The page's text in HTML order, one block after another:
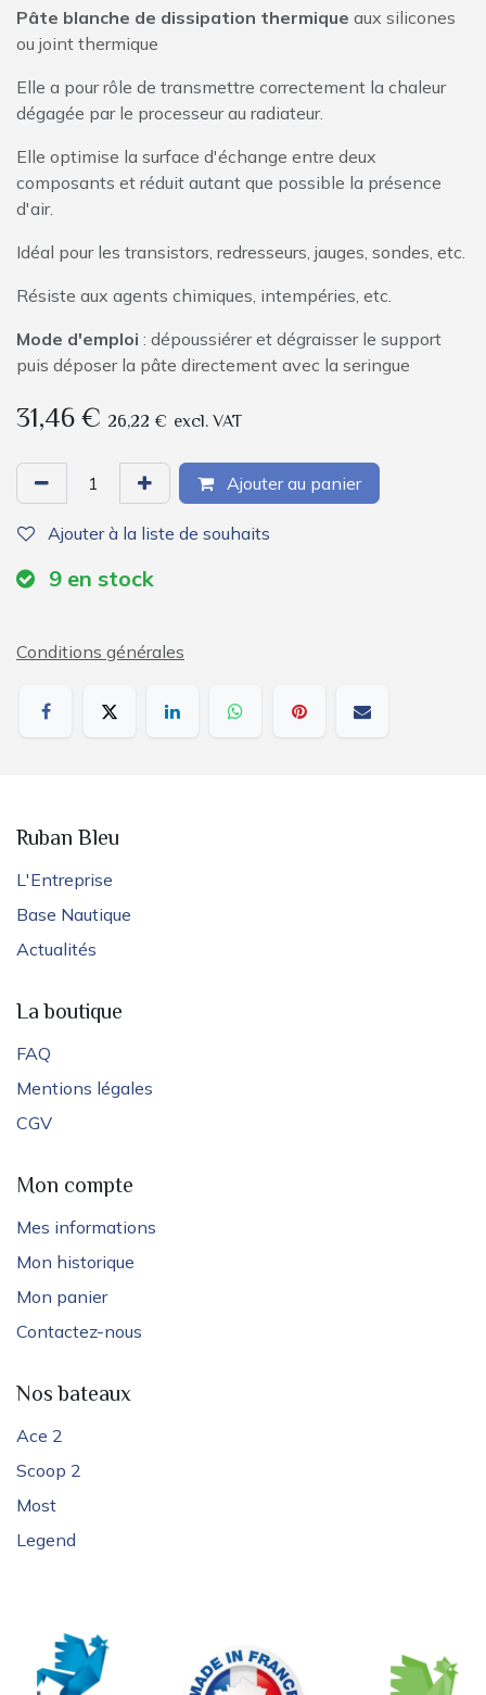
Pâte blanche de dissipation thermique aux silicones
ou joint thermique
Elle a pour rôle de transmettre correctement la chaleur
dégagée par le processeur au radiateur.
Elle optimise la surface d'échange entre deux
composants et réduit autant que possible la présence
d'air.
Idéal pour les transistors, redresseurs, jauges, sondes, etc.
Résiste aux agents chimiques, intempéries, etc.
Mode d'emploi : dépoussiérer et dégraisser le support
puis déposer la pâte directement avec la seringue
31,46€ 26,22 € excl. VAT
Ajouter au panier
Ajouter à la liste de souhaits
9 en stock
Conditions générales
Ruban Bleu
L'Entreprise
Base Nautique
Actualités
La boutique
FAQ
Mentions légales
CGV
Mon compte
Mes informations
Mon historique
Mon panier
Contactez-nous
Nos bateaux
Ace 2
Scoop 2
Most
Legend